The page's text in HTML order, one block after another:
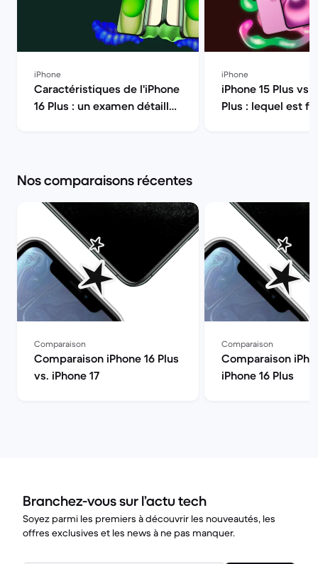
iPhone
Caractéristiques de l'iPhone
16 Plus : un examen détaillé |
iPhone
iPhone 15 Plus vs
Plus : lequel est
Nos comparaisons récentes
Comparaison
Comparaison iPhone 16 Plus
vs. iPhone 17
Comparaison
Comparaison
iPhone 16 Plus
Branchez-vous sur l’actu tech
Soyez parmi les premiers à découvrir les nouveautés, les
offres exclusives et les news à ne pas manquer.